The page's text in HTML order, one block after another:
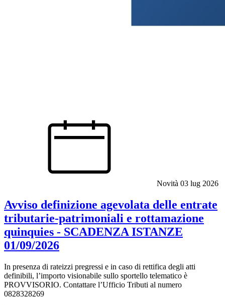
Novità 03 lug 2026
Avviso definizione agevolata delle entrate
tributarie-patrimoniali e rottamazione
quinquies - SCADENZA ISTANZE
01/09/2026
In presenza di rateizzi pregressi e in caso di rettifica degli atti
definibili, l’importo visionabile sullo sportello telematico è
PROVVISORIO. Contattare l’Ufficio Tributi al numero
0828328269